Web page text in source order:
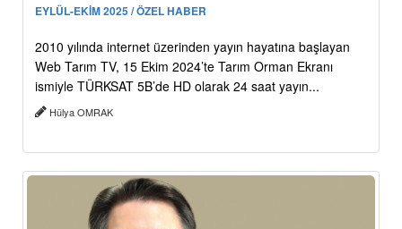
EYLÜL-EKİM 2025 / ÖZEL HABER
2010 yılında internet üzerinden yayın hayatına başlayan
Web Tarım TV, 15 Ekim 2024’te Tarım Orman Ekranı
ismiyle TÜRKSAT 5B’de HD olarak 24 saat yayın...
Hülya OMRAK